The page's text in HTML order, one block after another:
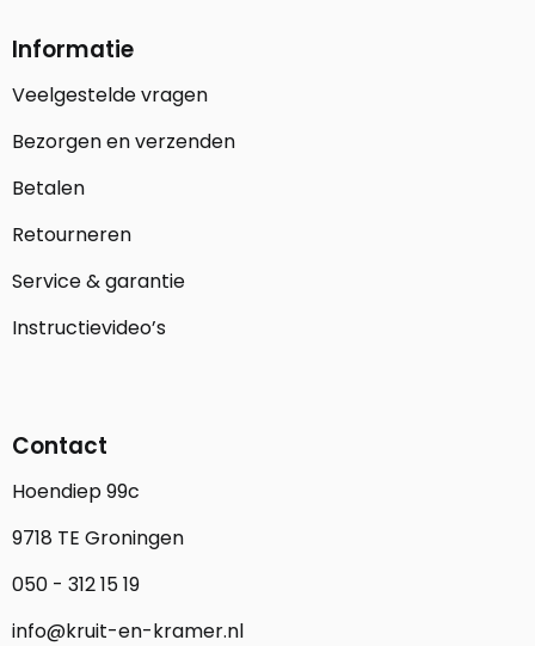
Informatie
Veelgestelde vragen
Bezorgen en verzenden
Betalen
Retourneren
Service & garantie
Instructievideo’s
Contact
Hoendiep 99c
9718 TE Groningen
050 - 312 15 19
info@kruit-en-kramer.nl